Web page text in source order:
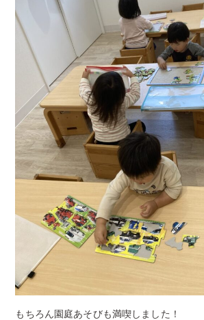
もちろん園庭あそびも満喫しました！